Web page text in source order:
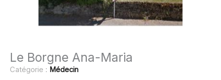
Le Borgne Ana-Maria
Catégorie : Médecin